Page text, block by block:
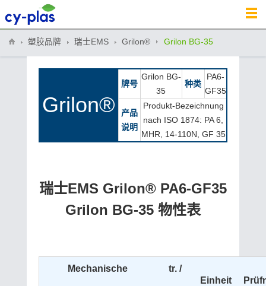
塑胶品牌 瑞士EMS Grilon® Grilon BG-35
Grilon®
牌号
Grilon BG-
35
种类
PA6-
GF35
产品
说明
Produkt-Bezeichnung
nach ISO 1874: PA 6,
MHR, 14-110N, GF 35
瑞士EMS Grilon® PA6-GF35
Grilon BG-35 物性表
Mechanische tr. /
Einheit